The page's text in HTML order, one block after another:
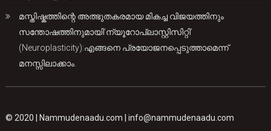
മസ്തിഷ്കത്തിന്റെ അത്ഭുതകരമായ മികച്ച വിജയത്തിനും
സന്തോഷത്തിനുമായി’ന്യൂറോപ്ലാസ്റ്റിസിറ്റി’
(Neuroplasticity):എങ്ങനെ പ്രയോജനപ്പെടുത്താമെന്ന്
മനസ്സിലാക്കാം.
© 2020 | Nammudenaadu.com |info@nammudenaadu.com